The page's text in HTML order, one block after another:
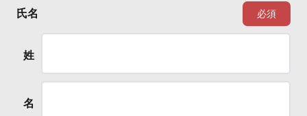
氏名 必須
姓
名